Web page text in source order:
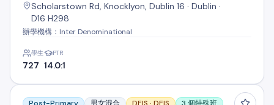
Scholarstown Rd, Knocklyon, Dublin 16 · Dublin ·
D16 H298
辦學機構：Inter Denominational
學生
727
PTR
14.0:1
St. Tiernan's Community School